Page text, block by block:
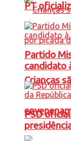
Crianças
PT
Partido
candidato
PSD